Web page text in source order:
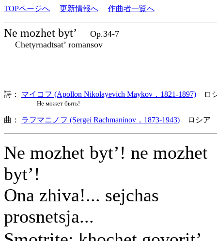
TOPページへ 更新情報へ 作曲者一覧へ
Ne mozhet byt’
Op.34-7
Chetyrnadtsat’ romansov
詩： マイコフ (Apollon Nikolayevich Maykov，1821-1897) ロ
Не может быть!
曲： ラフマニノフ (Sergei Rachmaninov，1873-1943) ロシア
Ne mozhet byt’! ne mozhet
byt’!
Ona zhiva!... sejchas
prosnetsja...